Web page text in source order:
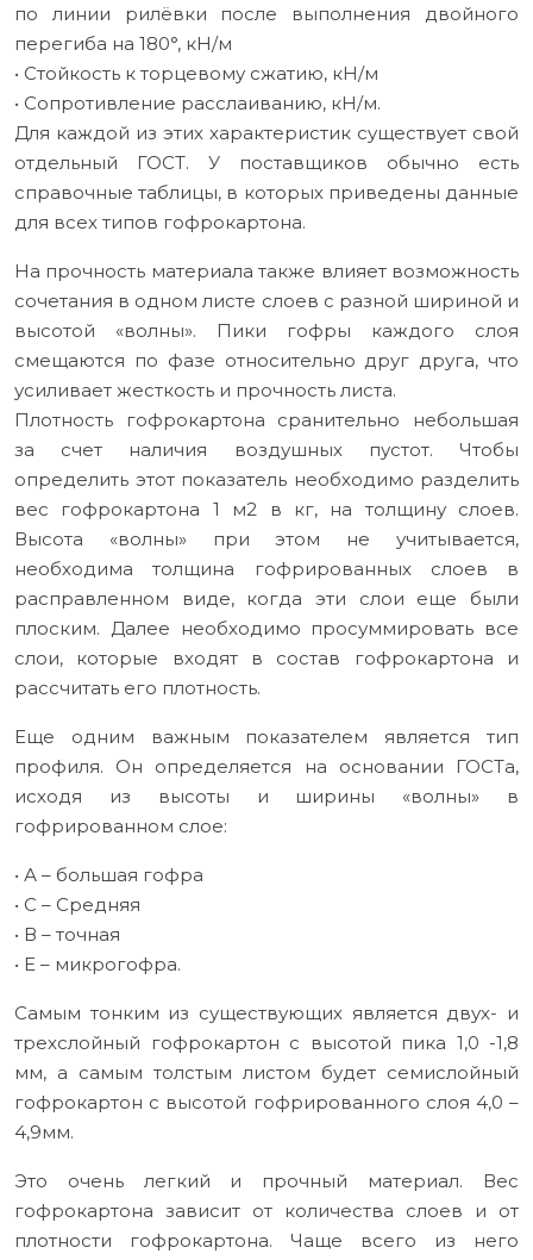
по линии рилёвки после выполнения двойного
перегиба на 180°, кН/м
• Стойкость к торцевому сжатию, кН/м
• Сопротивление расслаиванию, кН/м.
Для каждой из этих характеристик существует свой
отдельный ГОСТ. У поставщиков обычно есть
справочные таблицы, в которых приведены данные
для всех типов гофрокартона.
На прочность материала также влияет возможность
сочетания в одном листе слоев с разной шириной и
высотой «волны». Пики гофры каждого слоя
смещаются по фазе относительно друг друга, что
усиливает жесткость и прочность листа.
Плотность гофрокартона сранительно небольшая
за счет наличия воздушных пустот. Чтобы
определить этот показатель необходимо разделить
вес гофрокартона 1 м2 в кг, на толщину слоев.
Высота «волны» при этом не учитывается,
необходима толщина гофрированных слоев в
расправленном виде, когда эти слои еще были
плоским. Далее необходимо просуммировать все
слои, которые входят в состав гофрокартона и
рассчитать его плотность.
Еще одним важным показателем является тип
профиля. Он определяется на основании ГОСТа,
исходя из высоты и ширины «волны» в
гофрированном слое:
• А – большая гофра
• С – Средняя
• В – точная
• Е – микрогофра.
Самым тонким из существующих является двух- и
трехслойный гофрокартон с высотой пика 1,0 -1,8
мм, а самым толстым листом будет семислойный
гофрокартон с высотой гофрированного слоя 4,0 –
4,9мм.
Это очень легкий и прочный материал. Вес
гофрокартона зависит от количества слоев и от
плотности гофрокартона. Чаще всего из него